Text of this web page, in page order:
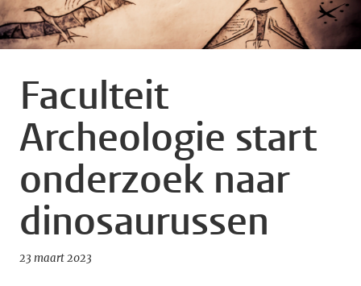
Faculteit
Archeologie start
onderzoek naar
dinosaurussen
23 maart 2023